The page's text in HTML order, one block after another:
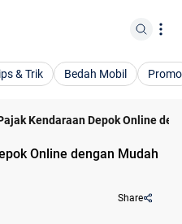
& Trik Bedah Mobil Promo
Kendaraan Depok Online
Online dengan Mudah
Share